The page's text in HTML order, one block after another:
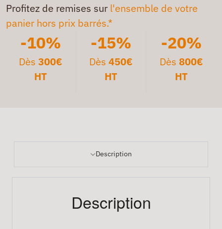
Profitez de remises sur l'ensemble de votre
panier hors prix barrés.*
-10%
Dès300€
HT
-15%
Dès 450€
HT
-20%
Dès 800€
HT
Description
Description